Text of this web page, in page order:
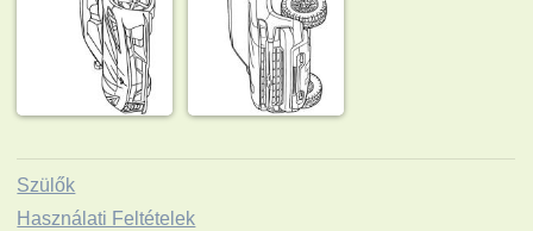
Szülők
Használati Feltételek